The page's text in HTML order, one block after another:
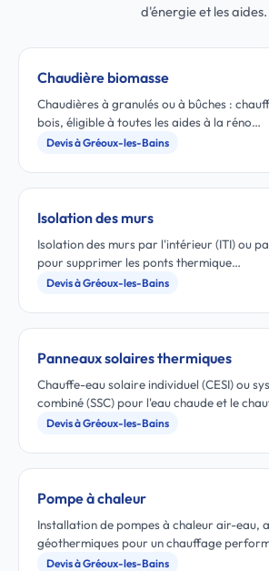
d'énergie et les aides.
Chaudière biomasse
Chaudières à granulés ou à bûches :
bois, éligible à toutes les aides à la réno…
Devis à Gréoux-les-Bains
Isolation des murs
Isolation des murs par l'intérieur (ITI) ou
pour supprimer les ponts thermique…
Devis à Gréoux-les-Bains
Panneaux solaires thermiques
Chauffe-eau solaire individuel (CESI) ou
combiné (SSC) pour l'eau chaude et le
Devis à Gréoux-les-Bains
Pompe à chaleur
Installation de pompes à chaleur air-eau,
géothermiques pour un chauffage
Devis à Gréoux-les-Bains